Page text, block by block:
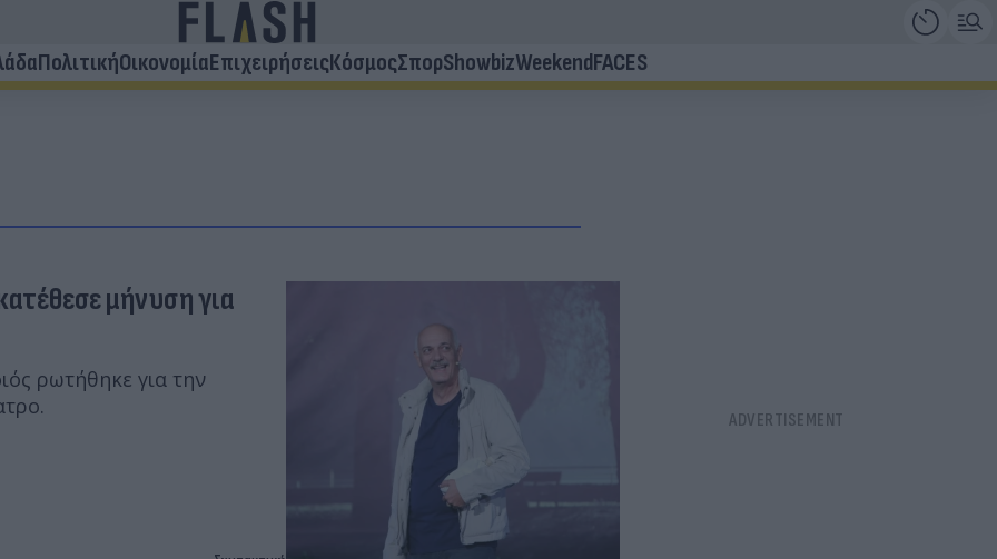
ΠολιτικήΟικονομίαΕπιχειρήσειςΚόσμοςΣπορShowbizWeekendFACES
μήνυση για
ρωτήθηκε για την